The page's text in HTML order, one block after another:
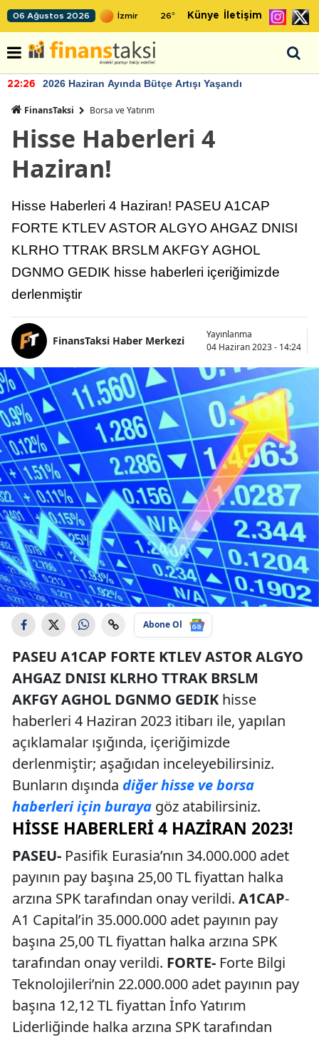
06 Ağustos 2026 26° Künye İletişim
22:26 2026 Haziran Ayında Bütçe Artışı Yaşandı
FinansTaksi Borsa ve Yatırım
Hisse Haberleri 4
Haziran!
Hisse Haberleri 4 Haziran! PASEU A1CAP
FORTE KTLEV ASTOR ALGYO AHGAZ DNISI
KLRHO TTRAK BRSLM AKFGY AGHOL
DGNMO GEDIK hisse haberleri içeriğimizde
derlenmiştir
FinansTaksi Haber Merkezi
Yayınlanma
04 Haziran 2023 - 14:24
Abone Ol
PASEU A1CAP FORTE KTLEV ASTOR ALGYO
AHGAZ DNISI KLRHO TTRAK BRSLM
AKFGY AGHOL DGNMO GEDIK hisse
haberleri 4 Haziran 2023 itibarı ile, yapılan
açıklamalar ışığında, içeriğimizde
derlenmiştir; aşağıdan inceleyebilirsiniz.
Bunların dışında diğer hisse ve borsa
haberleri için buraya göz atabilirsiniz.
HISSE HABERLERI 4 HAZIRAN 2023!
PASEU- Pasifik Eurasia’nın 34.000.000 adet
payının pay başına 25,00 TL fiyattan halka
arzına SPK tarafından onay verildi. A1CAP-
A1 Capital’in 35.000.000 adet payının pay
başına 25,00 TL fiyattan halka arzına SPK
tarafından onay verildi. FORTE- Forte Bilgi
Teknolojileri’nin 22.000.000 adet payının pay
başına 12,12 TL fiyattan İnfo Yatırım
Liderliğinde halka arzına SPK tarafından